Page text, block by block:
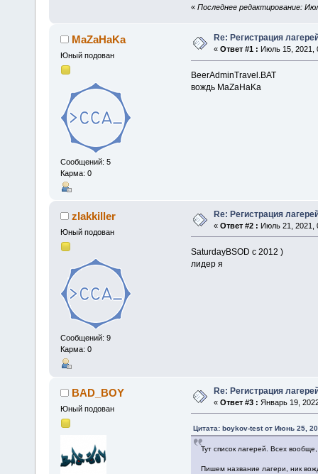
« Последнее редактирование:
MaZaHaKa
Юный подован
Сообщений: 5
Карма: 0
Re: Регистрация
« Ответ #1 : Июль 15, 2021,
BeerAdminTravel.BAT
вождь MaZaHaKa
zlakkiller
Юный подован
Сообщений: 9
Карма: 0
Re: Регистрация
« Ответ #2 : Июль 21, 2021,
SaturdayBSOD с 2012 )
лидер я
BAD_BOY
Юный подован
Re: Регистрация
« Ответ #3 : Январь 19,
Цитата: boykov-test от Июнь 25,
Тут список лагерей. Всех
Пишем название лагери, ник